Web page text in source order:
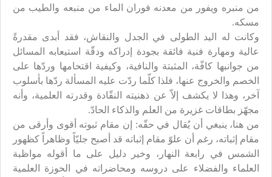
من منبره ويفور من معدنه فوران الماء من منبعه والطيب من
مسكه.
وكانت له اليد الطولى في الجدل والنقاش، فقد أبدى مقدرةً
عالية ومهارة فنية فائقة بجودة إدراكه ودقّة استيعابه المسائل
من جوانبها كافّة، المثبتة والنافية، وكيفية اقتحامها وردّها على
الخصم والخروج عنها، فلذا كلّما ردّت عليه المسألة ردّها بأسلوب
آخر، وهذا لا يكشف إلاّ عن ذهنيته النقّادة وقدرته العلمية، وأنه
مجهّز بطاقات غزيرة من العلم والذكاء الحادّ.
من هنا، ينبغي أن يُقال في حقّه: إن مقام ثبوته أقوى وأرقى من
مقام إثباته، رغم أن علوّ مقام إثباته قد أصبح جليّاً وظاهراً كظهور
الشمس في رابعة النهار، وخير دليل على ما أقوله مواظبة
العلماء والفضلاء على دروسه ومحاضراته في الحوزة العلمية